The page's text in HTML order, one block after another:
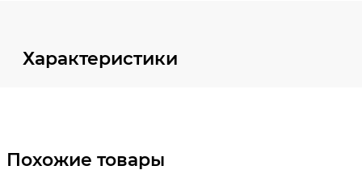
Характеристики
Похожие товары